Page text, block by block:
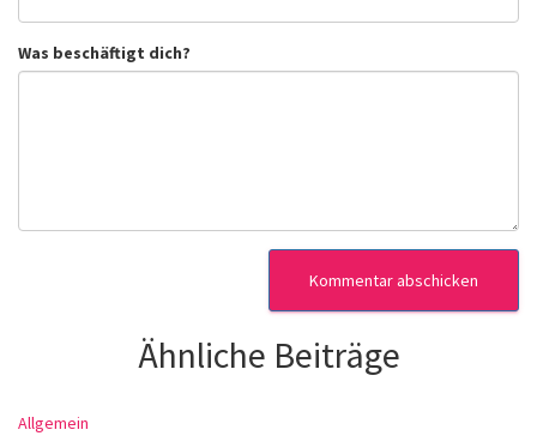
Was beschäftigt dich?
Ähnliche Beiträge
Allgemein